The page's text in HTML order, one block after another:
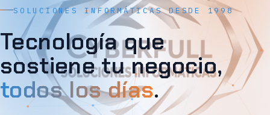
SOLUCIONES INFORMÁTICAS DESDE 1998
Tecnología que
sostiene tu negocio,
todos los días.